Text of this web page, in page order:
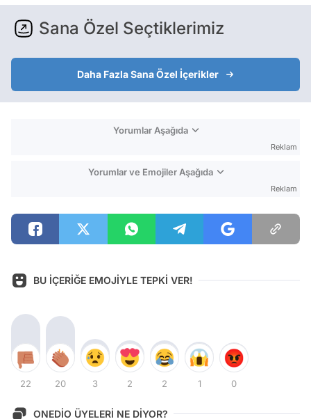
Sana Özel Seçtiklerimiz
Daha Fazla Sana Özel İçerikler
Yorumlar Aşağıda
Reklam
Yorumlar ve Emojiler Aşağıda
Reklam
BU İÇERİĞE EMOJİYLE TEPKİ VER!
22 20 3 2 2 1 0
ONEDİO ÜYELERİ NE DİYOR?